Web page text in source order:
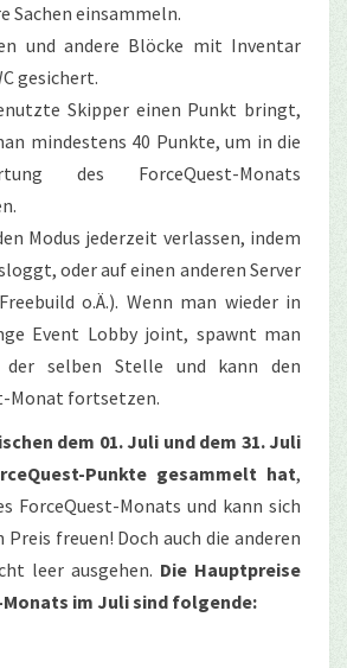
Sachen einsammeln.
und andere Blöcke mit Inventar
gesichert.
Skipper einen Punkt bringt,
mindestens 40 Punkte, um in die
des ForceQuest-Monats
Modus jederzeit verlassen, indem
oder auf einen anderen Server
o.Ä.). Wenn man wieder in
Event Lobby joint, spawnt man
der selben Stelle und kann den
Monat fortsetzen.
dem 01. Juli und dem 31. Juli
Punkte gesammelt hat,
ForceQuest-Monats und kann sich
freuen! Doch auch die anderen
leer ausgehen. Die Hauptpreise
Monats im Juli sind folgende: